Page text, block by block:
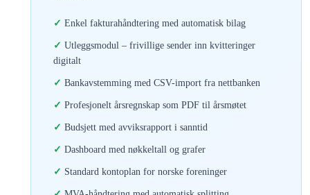
Enkel fakturahåndtering med automatisk bilag
Utleggsmodul – frivillige sender inn kvitteringer
digitalt
Bankavstemming med CSV-import fra nettbanken
Profesjonelt årsregnskap som PDF til årsmøtet
Budsjett med avviksrapport i sanntid
Dashboard med nøkkeltall og grafer
Standard kontoplan for norske foreninger